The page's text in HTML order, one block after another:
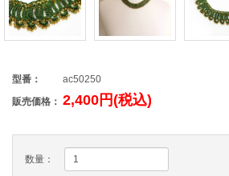
型番：
ac50250
販売価格： 2,400円(税込)
数量：